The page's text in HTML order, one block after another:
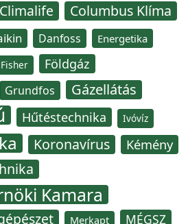
Climalife Columbus Klíma
Danfoss Energetika
Fisher Földgáz
Grundfos Gázellátás
Hűtéstechnika Ivóvíz
Koronavírus Kémény
Kamara
Merkapt MÉGSZ